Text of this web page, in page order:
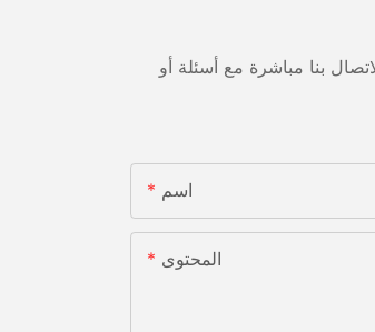
بنا مباشرة مع أسئلة أو
اسم
المحتوى